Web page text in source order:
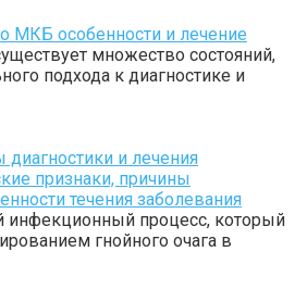
МКБ особенности и лечение
множество состояний,
подхода к диагностике и
и лечения
признаки, причины
течения заболевания
инфекционный процесс, который
гнойного очага в